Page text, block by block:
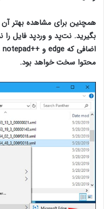
همچنین برای مشاهده بهتر آن
بگیرید. نت‌پد و وردپد فایل
محتوا سخت خواهد بود.